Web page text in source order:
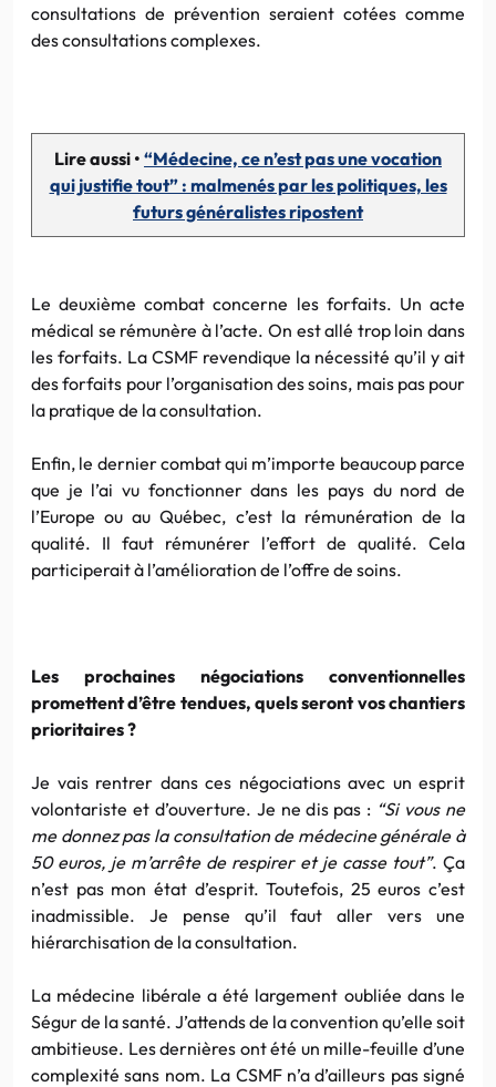
consultations de prévention seraient cotées comme
des consultations complexes.
Lire aussi • “Médecine, ce n’est pas une vocation
qui justifie tout” : malmenés par les politiques, les
futurs généralistes ripostent
Le deuxième combat concerne les forfaits. Un acte
médical se rémunère à l’acte. On est allé trop loin dans
les forfaits. La CSMF revendique la nécessité qu’il y ait
des forfaits pour l’organisation des soins, mais pas pour
la pratique de la consultation.
Enfin, le dernier combat qui m’importe beaucoup parce
que je l’ai vu fonctionner dans les pays du nord de
l’Europe ou au Québec, c’est la rémunération de la
qualité. Il faut rémunérer l’effort de qualité. Cela
participerait à l’amélioration de l’offre de soins.
Les prochaines négociations conventionnelles
promettent d’être tendues, quels seront vos chantiers
prioritaires ?
Je vais rentrer dans ces négociations avec un esprit
volontariste et d’ouverture. Je ne dis pas : “Si vous ne
me donnez pas la consultation de médecine générale à
50 euros, je m’arrête de respirer et je casse tout”. Ça
n’est pas mon état d’esprit. Toutefois, 25 euros c’est
inadmissible. Je pense qu’il faut aller vers une
hiérarchisation de la consultation.
La médecine libérale a été largement oubliée dans le
Ségur de la santé. J’attends de la convention qu’elle soit
ambitieuse. Les dernières ont été un mille-feuille d’une
complexité sans nom. La CSMF n’a d’ailleurs pas signé